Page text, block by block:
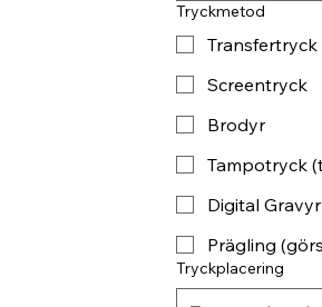
Tryckmetod
Transfertryck
Screentryck
Brodyr
Tampotryck
Digital Gravyr
Prägling
Tryckplacering